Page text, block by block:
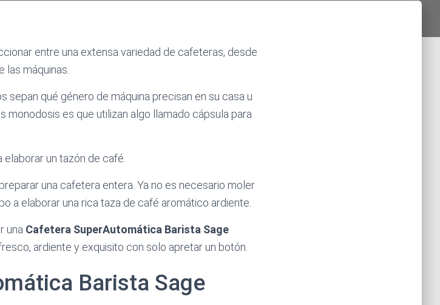
entre una extensa variedad de cafeteras, desde
las máquinas.
sepan qué género de máquina precisan en su casa u
monodosis es que utilizan algo llamado cápsula para
un tazón de café.
una cafetera entera. Ya no es necesario moler
a elaborar una rica taza de café aromático ardiente.
una Cafetera SuperAutomática Barista Sage
ardiente y exquisito con solo apretar un botón.
Barista Sage